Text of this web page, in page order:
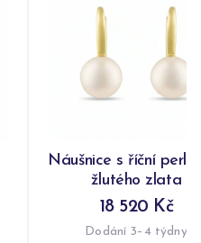
Náušnice s říční
žlutého zlata
18 520 Kč
Dodání 3–4 týdny